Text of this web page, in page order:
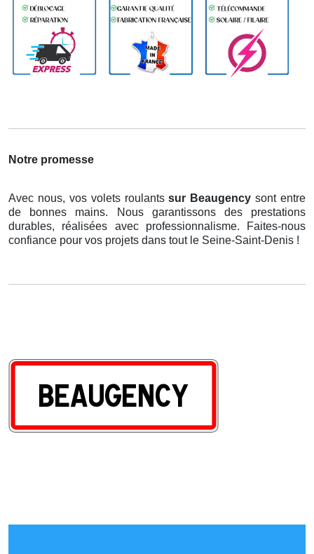
Notre promesse
Avec nous, vos volets roulantssur Beaugencysont entre
de bonnes mains. Nous garantissons des prestations
durables, réalisées avec professionnalisme. Faites-nous
confiance pour vos projets dans tout le Seine-Saint-Denis !